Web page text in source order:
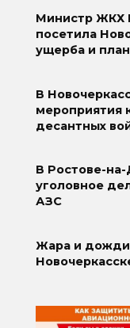
Министр ЖКХ
посетила
ущерба и
В
мероприятия
десантных
В Ростове-
уголовное
АЗС
Жара и